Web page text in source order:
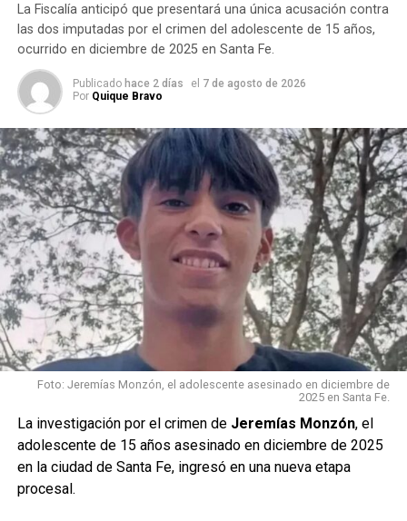
es si el cuerpo corresponde aFernando Cappi, de 32
años, quien desapareció el jueves por la tarde en el paraje
El Chaquito, mientras practicaba kitesurf.
Hasta el momento,la identidad del cuerpo no fue
confirmada oficialmente
Los
investigadores trabajan en el lugar para avanzar con las
pericias correspondientes y determinar si existe relación
con la desaparición del deportista.
La información se encuentra en desarrollo.Se
aguardan datos oficiales sobre la identidad de la persona
La Fiscalía anticipó que presentará una única acusación contra
las dos imputadas por el crimen del adolescente de 15 años,
ocurrido en diciembre de 2025 en Santa Fe.
Publicado hace 2 días el 7 de agosto de 2026
Por Quique Bravo
Foto: Jeremías Monzón, el adolescente asesinado en diciembre de
2025 en Santa Fe.
La investigación por el crimen de Jeremías Monzón, el
adolescente de 15 años asesinado en diciembre de 2025
en la ciudad de Santa Fe, ingresó en una nueva etapa
procesal.